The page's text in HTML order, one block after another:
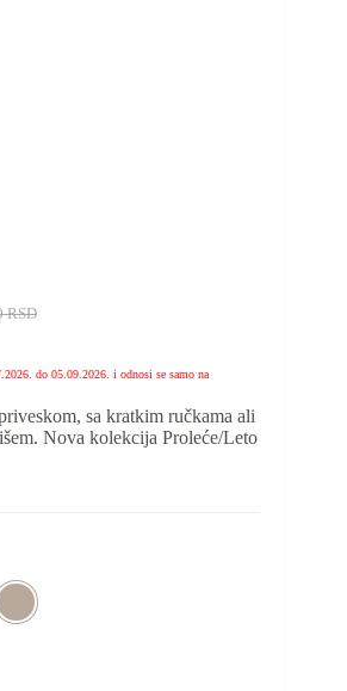
RSD
do 05.09.2026. i odnosi se samo na
sa kratkim ručkama ali
Nova kolekcija Proleće/Leto